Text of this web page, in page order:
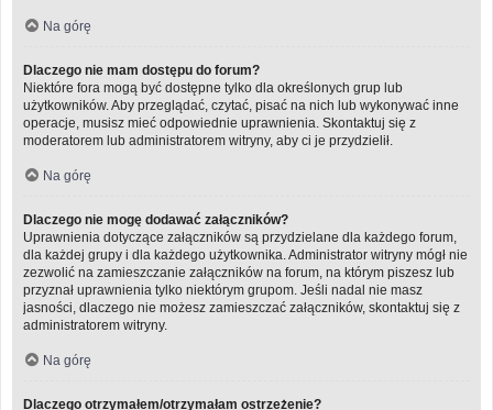
Na górę
Dlaczego nie mam dostępu do forum?
Niektóre fora mogą być dostępne tylko dla określonych grup lub
użytkowników. Aby przeglądać, czytać, pisać na nich lub wykonywać inne
operacje, musisz mieć odpowiednie uprawnienia. Skontaktuj się z
moderatorem lub administratorem witryny, aby ci je przydzielił.
Na górę
Dlaczego nie mogę dodawać załączników?
Uprawnienia dotyczące załączników są przydzielane dla każdego forum,
dla każdej grupy i dla każdego użytkownika. Administrator witryny mógł nie
zezwolić na zamieszczanie załączników na forum, na którym piszesz lub
przyznał uprawnienia tylko niektórym grupom. Jeśli nadal nie masz
jasności, dlaczego nie możesz zamieszczać załączników, skontaktuj się z
administratorem witryny.
Na górę
Dlaczego otrzymałem/otrzymałam ostrzeżenie?